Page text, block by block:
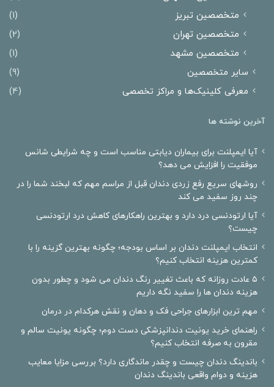
متخصصین تبریز
(1)
متخصصین تهران
(2)
متخصصین مشهد
(1)
سایر متخصصین
(9)
معرفی کلینیک‌ها و مراکز تخصصی
(4)
آخرین نوشته ها
آیا ایمپلنت برای بیماران دیابتی مناسب است و چه شرایطی شانس
موفقیت را افزایش می دهد؟
روشهای سریع رفع زردی دندان قبل از مراسم مهم که لبخند شما را در
چند روز سفید می کند
آیا ارتودنسی درد دارد و بهترین راهکارهای کاهش درد ارتودنسی
چیست؟
انتخاب ایمپلنت دندان بر اساس بودجه؛ چگونه بهترین گزینه را با
کمترین هزینه انتخاب کنیم؟
۵ عادت روزانه که باعث تغییر رنگ دندان می شود و چطور بدون
هزینه دندان ها را سفید نگه داریم
مهم ترین ابزارهای جراحی فک و دهان و نقش هرکدام در درمان
راهنمای خرید یونیت دندانپزشکی دست دوم؛ چگونه یونیت سالم و
مقرون به صرفه انتخاب کنیم؟
باندینگ دندان چیست و چقدر ماندگاری دارد؟ بررسی مزایا معایب
هزینه و دوام واقعی باندینگ دندان